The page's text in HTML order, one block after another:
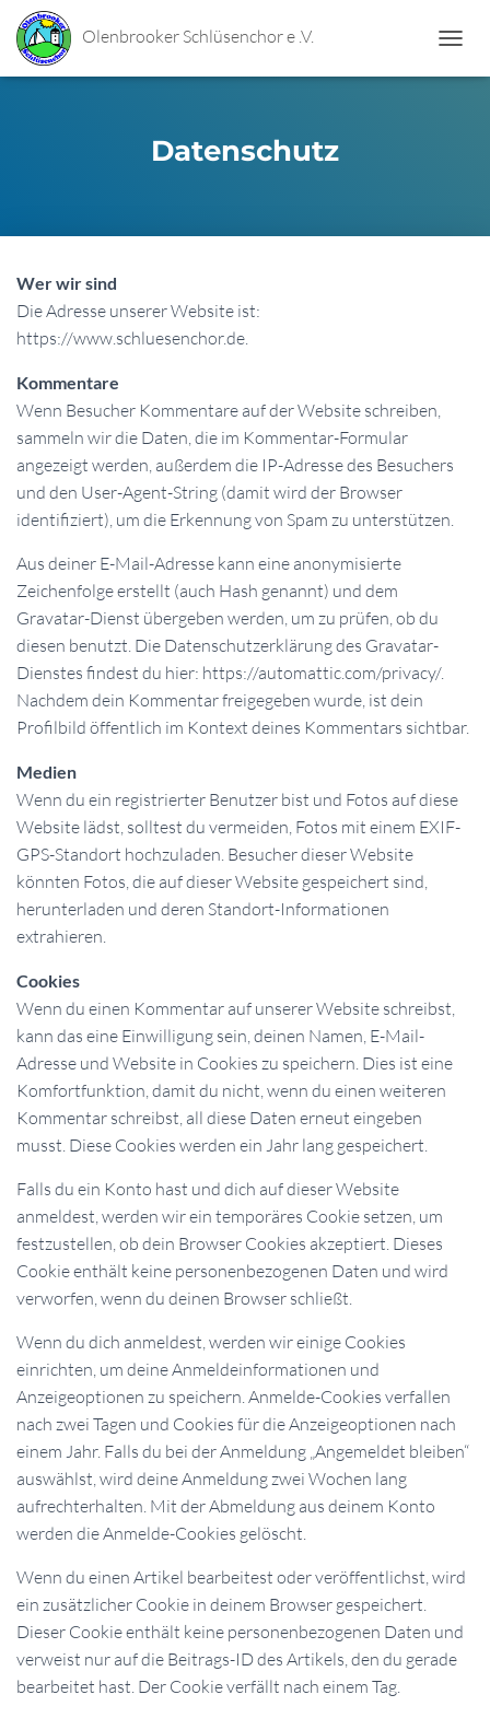
Olenbrooker Schlüsenchor e .V.
A
Datenschutz
Wer wir sind
Die Adresse unserer Website ist:
https://www.schluesenchor.de.
Kommentare
Wenn Besucher Kommentare auf der Website schreiben,
sammeln wir die Daten, die im Kommentar-Formular
angezeigt werden, außerdem die IP-Adresse des Besuchers
und den User-Agent-String (damit wird der Browser
identifiziert), um die Erkennung von Spam zu unterstützen.
Aus deiner E-Mail-Adresse kann eine anonymisierte
Zeichenfolge erstellt (auch Hash genannt) und dem
Gravatar-Dienst übergeben werden, um zu prüfen, ob du
diesen benutzt. Die Datenschutzerklärung des Gravatar-
Dienstes findest du hier: https://automattic.com/privacy/.
Nachdem dein Kommentar freigegeben wurde, ist dein
Profilbild öffentlich im Kontext deines Kommentars sichtbar.
Medien
Wenn du ein registrierter Benutzer bist und Fotos auf diese
Website lädst, solltest du vermeiden, Fotos mit einem EXIF-
GPS-Standort hochzuladen. Besucher dieser Website
könnten Fotos, die auf dieser Website gespeichert sind,
herunterladen und deren Standort-Informationen
extrahieren.
Cookies
Wenn du einen Kommentar auf unserer Website schreibst,
kann das eine Einwilligung sein, deinen Namen, E-Mail-
Adresse und Website in Cookies zu speichern. Dies ist eine
Komfortfunktion, damit du nicht, wenn du einen weiteren
Kommentar schreibst, all diese Daten erneut eingeben
musst. Diese Cookies werden ein Jahr lang gespeichert.
Falls du ein Konto hast und dich auf dieser Website
anmeldest, werden wir ein temporäres Cookie setzen, um
festzustellen, ob dein Browser Cookies akzeptiert. Dieses
Cookie enthält keine personenbezogenen Daten und wird
verworfen, wenn du deinen Browser schließt.
Wenn du dich anmeldest, werden wir einige Cookies
einrichten, um deine Anmeldeinformationen und
Anzeigeoptionen zu speichern. Anmelde-Cookies verfallen
nach zwei Tagen und Cookies für die Anzeigeoptionen nach
einem Jahr. Falls du bei der Anmeldung „Angemeldet bleiben“
auswählst, wird deine Anmeldung zwei Wochen lang
aufrechterhalten. Mit der Abmeldung aus deinem Konto
werden die Anmelde-Cookies gelöscht.
Wenn du einen Artikel bearbeitest oder veröffentlichst, wird
ein zusätzlicher Cookie in deinem Browser gespeichert.
Dieser Cookie enthält keine personenbezogenen Daten und
verweist nur auf die Beitrags-ID des Artikels, den du gerade
bearbeitet hast. Der Cookie verfällt nach einem Tag.